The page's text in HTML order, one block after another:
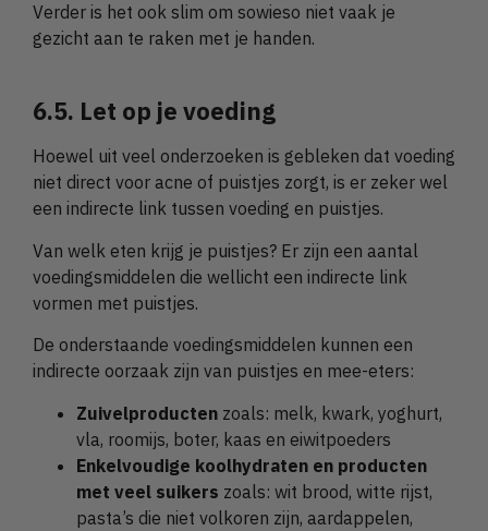
Verder is het ook slim om sowieso niet vaak je
gezicht aan te raken met je handen.
6.5. Let op je voeding
Hoewel uit veel onderzoeken is gebleken dat voeding
niet direct voor acne of puistjes zorgt, is er zeker wel
een indirecte link tussen voeding en puistjes.
Van welk eten krijg je puistjes? Er zijn een aantal
voedingsmiddelen die wellicht een indirecte link
vormen met puistjes.
De onderstaande voedingsmiddelen kunnen een
indirecte oorzaak zijn van puistjes en mee-eters:
Zuivelproducten zoals: melk, kwark, yoghurt,
vla, roomijs, boter, kaas en eiwitpoeders
Enkelvoudige koolhydraten en producten
met veel suikers zoals: wit brood, witte rijst,
pasta’s die niet volkoren zijn, aardappelen,